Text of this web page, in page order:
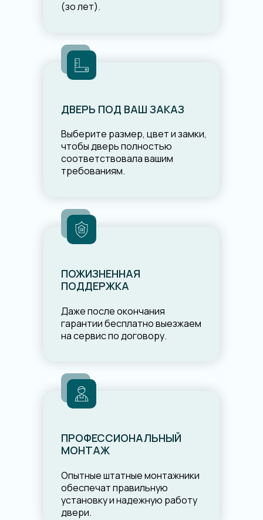
(зо лет).
ДВЕРЬ ПОД ВАШ ЗАКАЗ
Выберите размер, цвет и замки,
чтобы дверь полностью
соответствовала вашим
требованиям.
ПОЖИЗНЕННАЯ
ПОДДЕРЖКА
Даже после окончания
гарантии бесплатно выезжаем
на сервис по договору.
ПРОФЕССИОНАЛЬНЫЙ
МОНТАЖ
Опытные штатные монтажники
обеспечат правильную
установку и надежную работу
двери.